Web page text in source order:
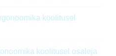
koolitusel
koolitusel osaleja